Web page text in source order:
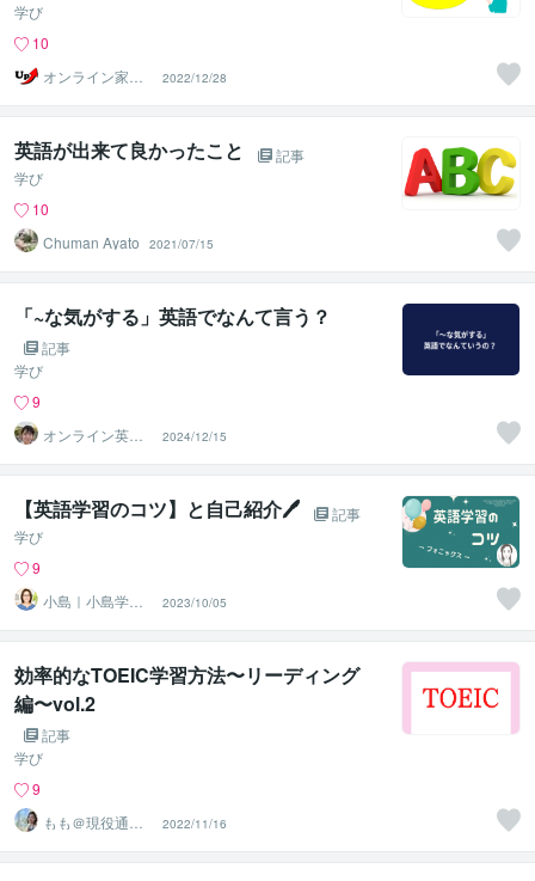
学び
10
オンライン家庭
教師のUp先生
2022/12/28
英語が出来て良かったこと
記事
学び
10
Chuman Ayato
2021/07/15
「~な気がする」英語でなんて言う？
記事
学び
9
オンライン英会
話講師Hazuki
2024/12/15
【英語学習のコツ】と自己紹介🖊
記事
学び
9
小島｜小島学習
塾（２６年目）
2023/10/05
効率的なTOEIC学習方法〜リーディング
編〜vol.2
記事
学び
9
もも＠現役通
訳・翻訳（英
韓）
2022/11/16